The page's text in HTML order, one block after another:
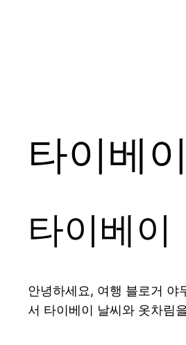
타이베
타이베이
안녕하세요, 여행 블로거 야
서 타이베이 날씨와 옷차림